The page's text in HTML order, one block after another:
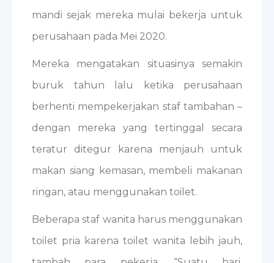
mandi sejak mereka mulai bekerja untuk
perusahaan pada Mei 2020.
Mereka mengatakan situasinya semakin
buruk tahun lalu ketika perusahaan
berhenti mempekerjakan staf tambahan –
dengan mereka yang tertinggal secara
teratur ditegur karena menjauh untuk
makan siang kemasan, membeli makanan
ringan, atau menggunakan toilet.
Beberapa staf wanita harus menggunakan
toilet pria karena toilet wanita lebih jauh,